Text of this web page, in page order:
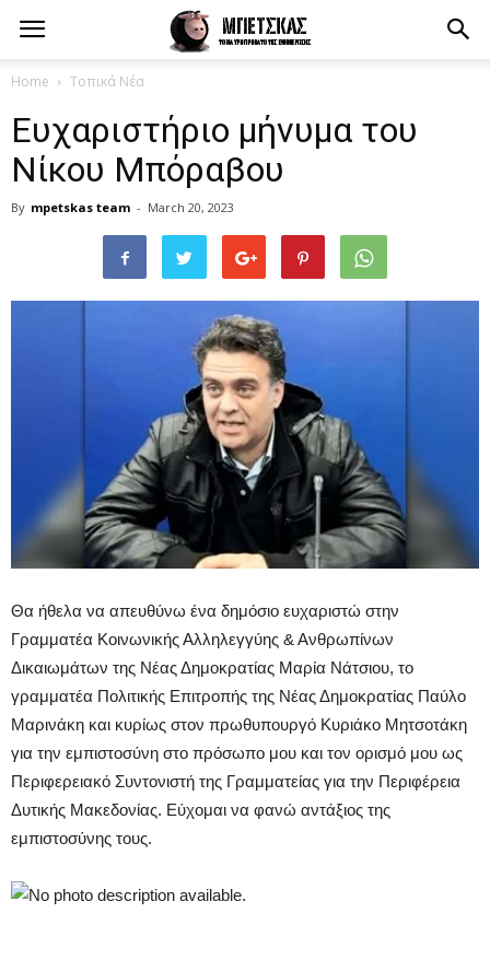
Home Τοπικά Νέα
Ευχαριστήριο μήνυμα του
Νίκου Μπόραβου
By mpetskas team - March 20, 2023
Θα ήθελα να απευθύνω ένα δημόσιο ευχαριστώ στην
Γραμματέα Κοινωνικής Αλληλεγγύης & Ανθρωπίνων
Δικαιωμάτων της Νέας Δημοκρατίας Μαρία Νάτσιου, το
γραμματέα Πολιτικής Επιτροπής της Νέας Δημοκρατίας Παύλο
Μαρινάκη και κυρίως στον πρωθυπουργό Κυριάκο Μητσοτάκη
για την εμπιστοσύνη στο πρόσωπο μου και τον ορισμό μου ως
Περιφερειακό Συντονιστή της Γραμματείας για την Περιφέρεια
Δυτικής Μακεδονίας. Εύχομαι να φανώ αντάξιος της
εμπιστοσύνης τους.